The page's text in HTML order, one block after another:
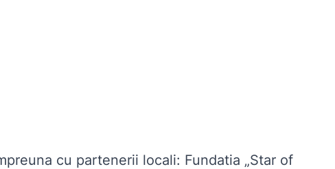
cu partenerii locali: Fundatia „Star of